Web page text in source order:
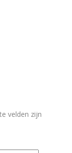
velden zijn